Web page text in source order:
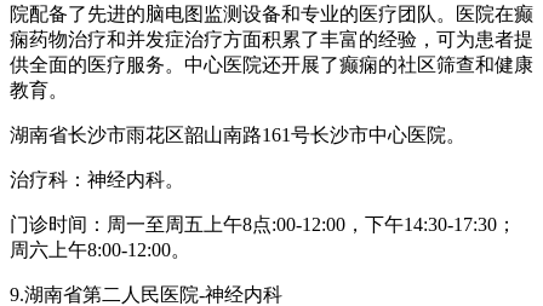
院配备了先进的脑电图监测设备和专业的医疗团队。医院在癫
痫药物治疗和并发症治疗方面积累了丰富的经验，可为患者提
供全面的医疗服务。中心医院还开展了癫痫的社区筛查和健康
教育。
湖南省长沙市雨花区韶山南路161号长沙市中心医院。
治疗科：神经内科。
门诊时间：周一至周五上午8点:00-12:00，下午14:30-17:30；
周六上午8:00-12:00。
9.湖南省第二人民医院-神经内科